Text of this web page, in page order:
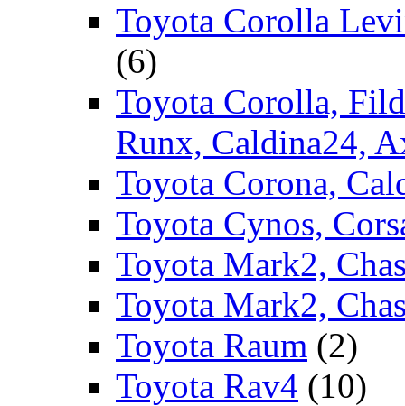
Toyota Corolla
(6)
Toyota Corolla,
Runx, Caldina24,
Toyota Corona,
Toyota Cynos,
Toyota Mark2,
Toyota Mark2,
Toyota Raum (2)
Toyota Rav4 (10)